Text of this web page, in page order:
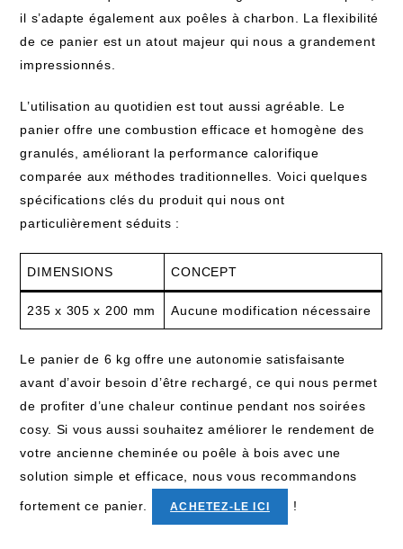
il s’adapte également aux poêles à charbon. La flexibilité
de ce panier est un atout majeur qui nous a grandement
impressionnés.
L’utilisation au quotidien est tout aussi agréable. Le
panier offre une combustion efficace et homogène des
granulés, améliorant la performance calorifique
comparée aux méthodes traditionnelles. Voici quelques
spécifications clés du produit qui nous ont
particulièrement séduits :
DIMENSIONS CONCEPT
235 x 305 x 200 mm Aucune modification nécessaire
Le panier de 6 kg offre une autonomie satisfaisante
avant d’avoir besoin d’être rechargé, ce qui nous permet
de profiter d’une chaleur continue pendant nos soirées
cosy. Si vous aussi souhaitez améliorer le rendement de
votre ancienne cheminée ou poêle à bois avec une
solution simple et efficace, nous vous recommandons
fortement ce panier. ACHETEZ-LE ICI !